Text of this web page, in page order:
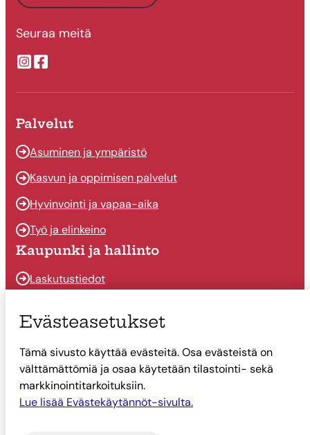
Seuraa meitä
Suonenjoen kaupungin Instragram
Suonenjoen kaupungin Facebook
Palvelut
Asuminen ja ympäristö
Kasvun ja oppimisen palvelut
Hyvinvointi ja vapaa-aika
Työ ja elinkeino
Kaupunki ja hallinto
Laskutustiedot
Päätöksenteko
Talous
Yhteystiedot
Tietoa Suonenjoesta
Evästeasetukset
Tämä sivusto käyttää evästeitä. Osa evästeistä on
välttämättömiä ja osaa käytetään tilastointi- sekä
markkinointitarkoituksiin.
Lue lisää Evästekäytännöt-sivulta.